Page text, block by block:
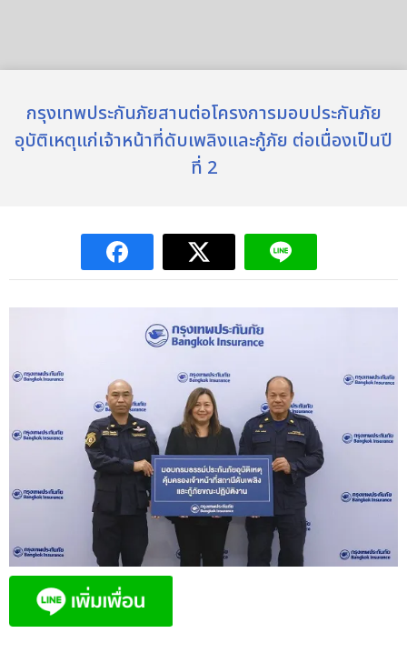
กรุงเทพประกันภัยสานต่อโครงการมอบประกันภัย
อุบัติเหตุแก่เจ้าหน้าที่ดับเพลิงและกู้ภัย ต่อเนื่องเป็นปี
ที่ 2